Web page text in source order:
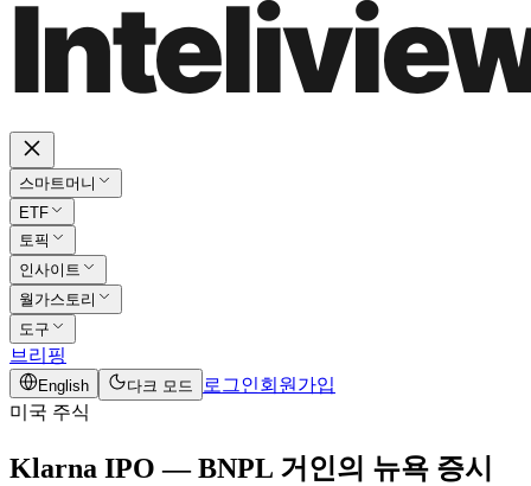
스마트머니
ETF
토픽
인사이트
월가스토리
도구
브리핑
English 다크 모드 로그인회원가입
미국 주식
Klarna IPO — BNPL 거인의 뉴욕 증시